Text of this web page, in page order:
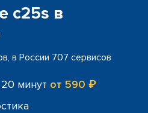
c25s в
в России 707 сервисов
минут от 590 ₽